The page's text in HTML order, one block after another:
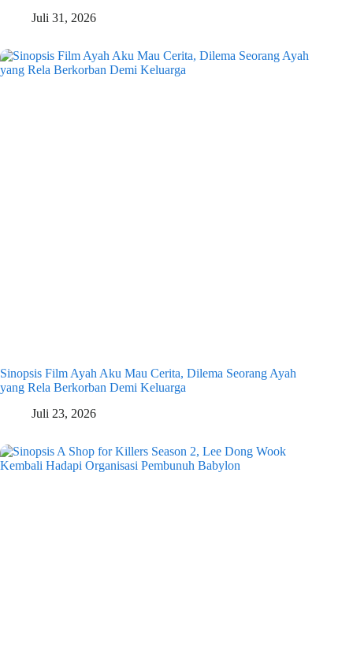
Juli 31, 2026
Sinopsis Film Ayah Aku Mau Cerita, Dilema Seorang Ayah
yang Rela Berkorban Demi Keluarga
Juli 23, 2026